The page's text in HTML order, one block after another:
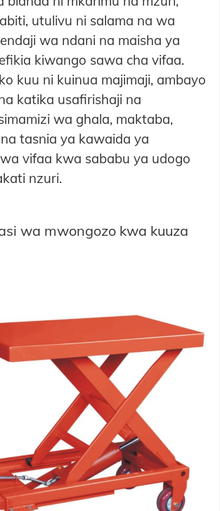
utulivu ni salama na wa
wa ndani na maisha ya
kiwango sawa cha vifaa.
kuu ni kuinua majimaji, ambayo
katika usafirishaji na
wa ghala, maktaba,
tasnia ya kawaida ya
vifaa kwa sababu ya udogo
nzuri.
wa mwongozo kwa kuuza